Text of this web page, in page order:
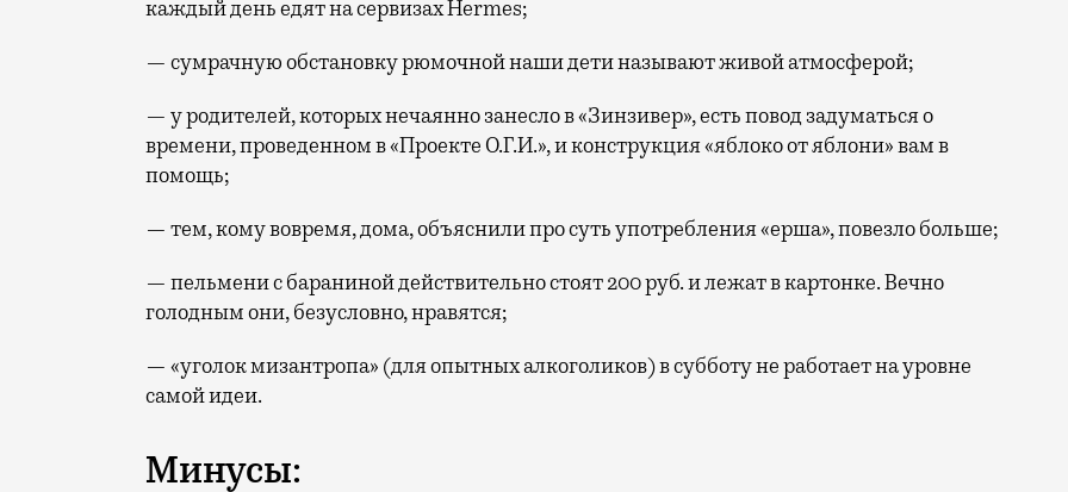
каждый день едят на сервизах Hermes;
— сумрачную обстановку рюмочной наши дети называют живой атмосферой;
— у родителей, которых нечаянно занесло в «Зинзивер», есть повод задуматься о
времени, проведенном в «Проекте О.Г.И.», и конструкция «яблоко от яблони» вам в
помощь;
— тем, кому вовремя, дома, объяснили про суть употребления «ерша», повезло больше;
— пельмени с бараниной действительно стоят 200 руб. и лежат в картонке. Вечно
голодным они, безусловно, нравятся;
— «уголок мизантропа» (для опытных алкоголиков) в субботу не работает на уровне
самой идеи.
Минусы: